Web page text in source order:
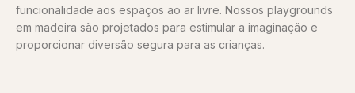
funcionalidade aos espaços ao ar livre. Nossos playgrounds
em madeira são projetados para estimular a imaginação e
proporcionar diversão segura para as crianças.